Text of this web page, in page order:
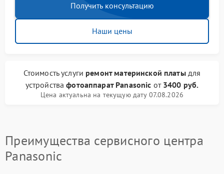
Получить консультацию
Наши цены
Стоимость услуги ремонт материнской платыдля
устройствафотоаппарат Panasonic от 3400 руб.
Цена актуальна на текущую дату 07.08.2026
Преимущества сервисного центра
Panasonic